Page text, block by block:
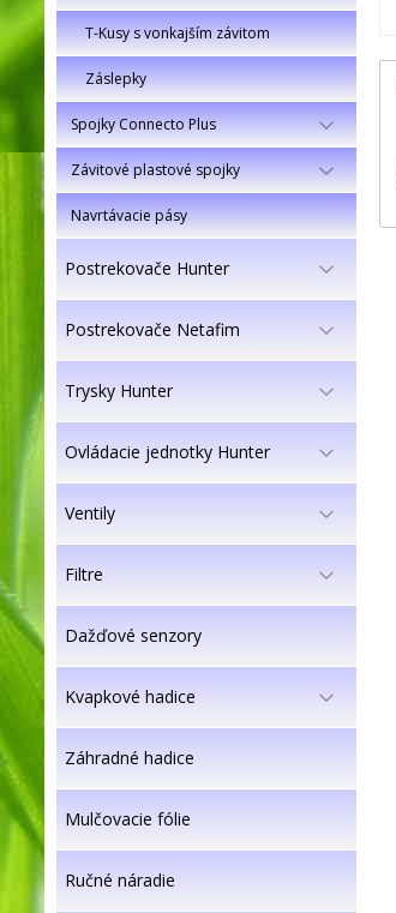
T-Kusy s vonkajším závitom
Záslepky
Spojky Connecto Plus
Závitové plastové spojky
Navrtávacie pásy
Postrekovače Hunter
Postrekovače Netafim
Trysky Hunter
Ovládacie jednotky Hunter
Ventily
Filtre
Dažďové senzory
Kvapkové hadice
Záhradné hadice
Mulčovacie fólie
Ručné náradie